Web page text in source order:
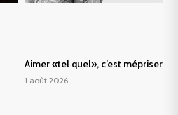
Aimer «tel quel», c’est mépriser
1 août 2026